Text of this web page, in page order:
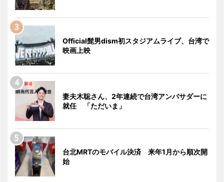
Official髭男dism初スタジアムライブ、台湾で
映画上映
妻夫木聡さん、2年連続で台湾アンバサダーに
就任 「ただいま」
台北MRTのモバイル決済 来年1月から順次開
始